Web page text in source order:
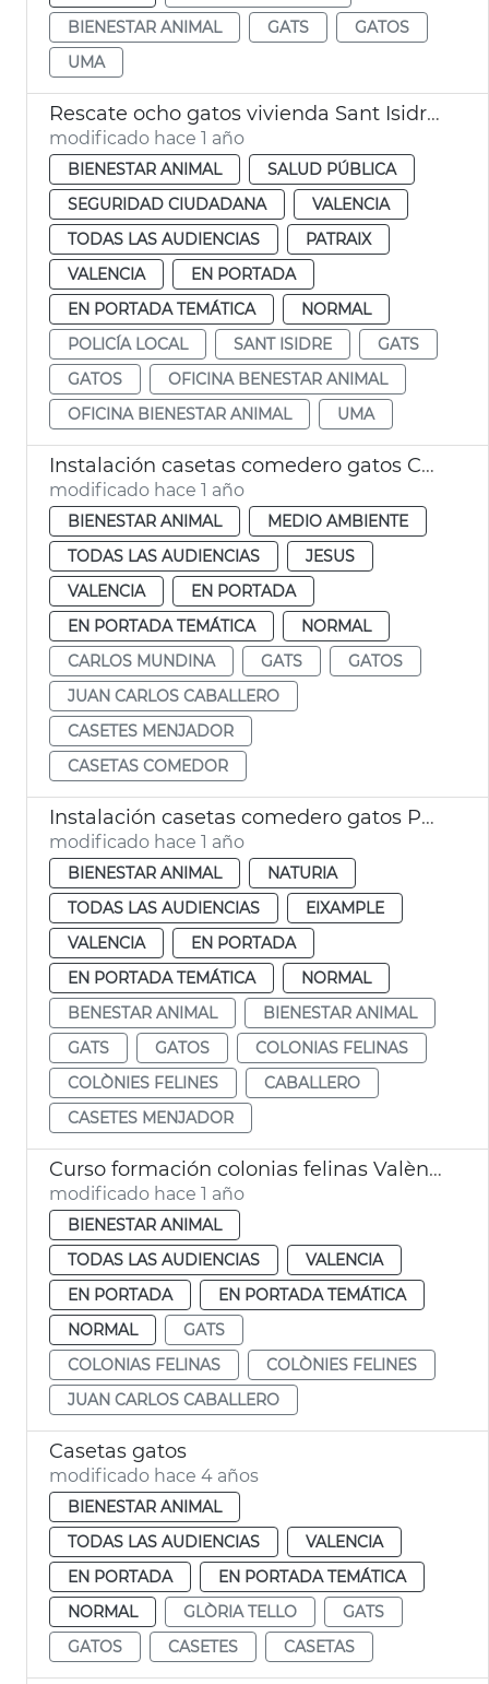
BIENESTAR ANIMAL
GATS
GATOS
UMA
Rescate ocho gatos vivienda Sant Isidre València
modificado hace 1 año
BIENESTAR ANIMAL
SALUD PÚBLICA
SEGURIDAD CIUDADANA
VALENCIA
TODAS LAS AUDIENCIAS
PATRAIX
VALENCIA
EN PORTADA
EN PORTADA TEMÁTICA
NORMAL
POLICÍA LOCAL
SANT ISIDRE
GATS
GATOS
OFICINA BENESTAR ANIMAL
OFICINA BIENESTAR ANIMAL
UMA
Instalación casetas comedero gatos Cementerio General València
modificado hace 1 año
BIENESTAR ANIMAL
MEDIO AMBIENTE
TODAS LAS AUDIENCIAS
JESUS
VALENCIA
EN PORTADA
EN PORTADA TEMÁTICA
NORMAL
CARLOS MUNDINA
GATS
GATOS
JUAN CARLOS CABALLERO
CASETES MENJADOR
CASETAS COMEDOR
Instalación casetas comedero gatos Parque Central
modificado hace 1 año
BIENESTAR ANIMAL
NATURIA
TODAS LAS AUDIENCIAS
EIXAMPLE
VALENCIA
EN PORTADA
EN PORTADA TEMÁTICA
NORMAL
BENESTAR ANIMAL
BIENESTAR ANIMAL
GATS
GATOS
COLONIAS FELINAS
COLÒNIES FELINES
CABALLERO
CASETES MENJADOR
Curso formación colonias felinas València
modificado hace 1 año
BIENESTAR ANIMAL
TODAS LAS AUDIENCIAS
VALENCIA
EN PORTADA
EN PORTADA TEMÁTICA
NORMAL
GATS
COLONIAS FELINAS
COLÒNIES FELINES
JUAN CARLOS CABALLERO
Casetas gatos
modificado hace 4 años
BIENESTAR ANIMAL
TODAS LAS AUDIENCIAS
VALENCIA
EN PORTADA
EN PORTADA TEMÁTICA
NORMAL
GLÒRIA TELLO
GATS
GATOS
CASETES CASETAS